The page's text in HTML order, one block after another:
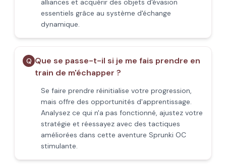
alliances et acquérir des objets d'évasion
essentiels grâce au système d'échange
dynamique.
Q Que se passe-t-il si je me fais prendre en
train de m'échapper ?
Se faire prendre réinitialise votre progression,
mais offre des opportunités d'apprentissage.
Analysez ce qui n'a pas fonctionné, ajustez votre
stratégie et réessayez avec des tactiques
améliorées dans cette aventure Sprunki OC
stimulante.